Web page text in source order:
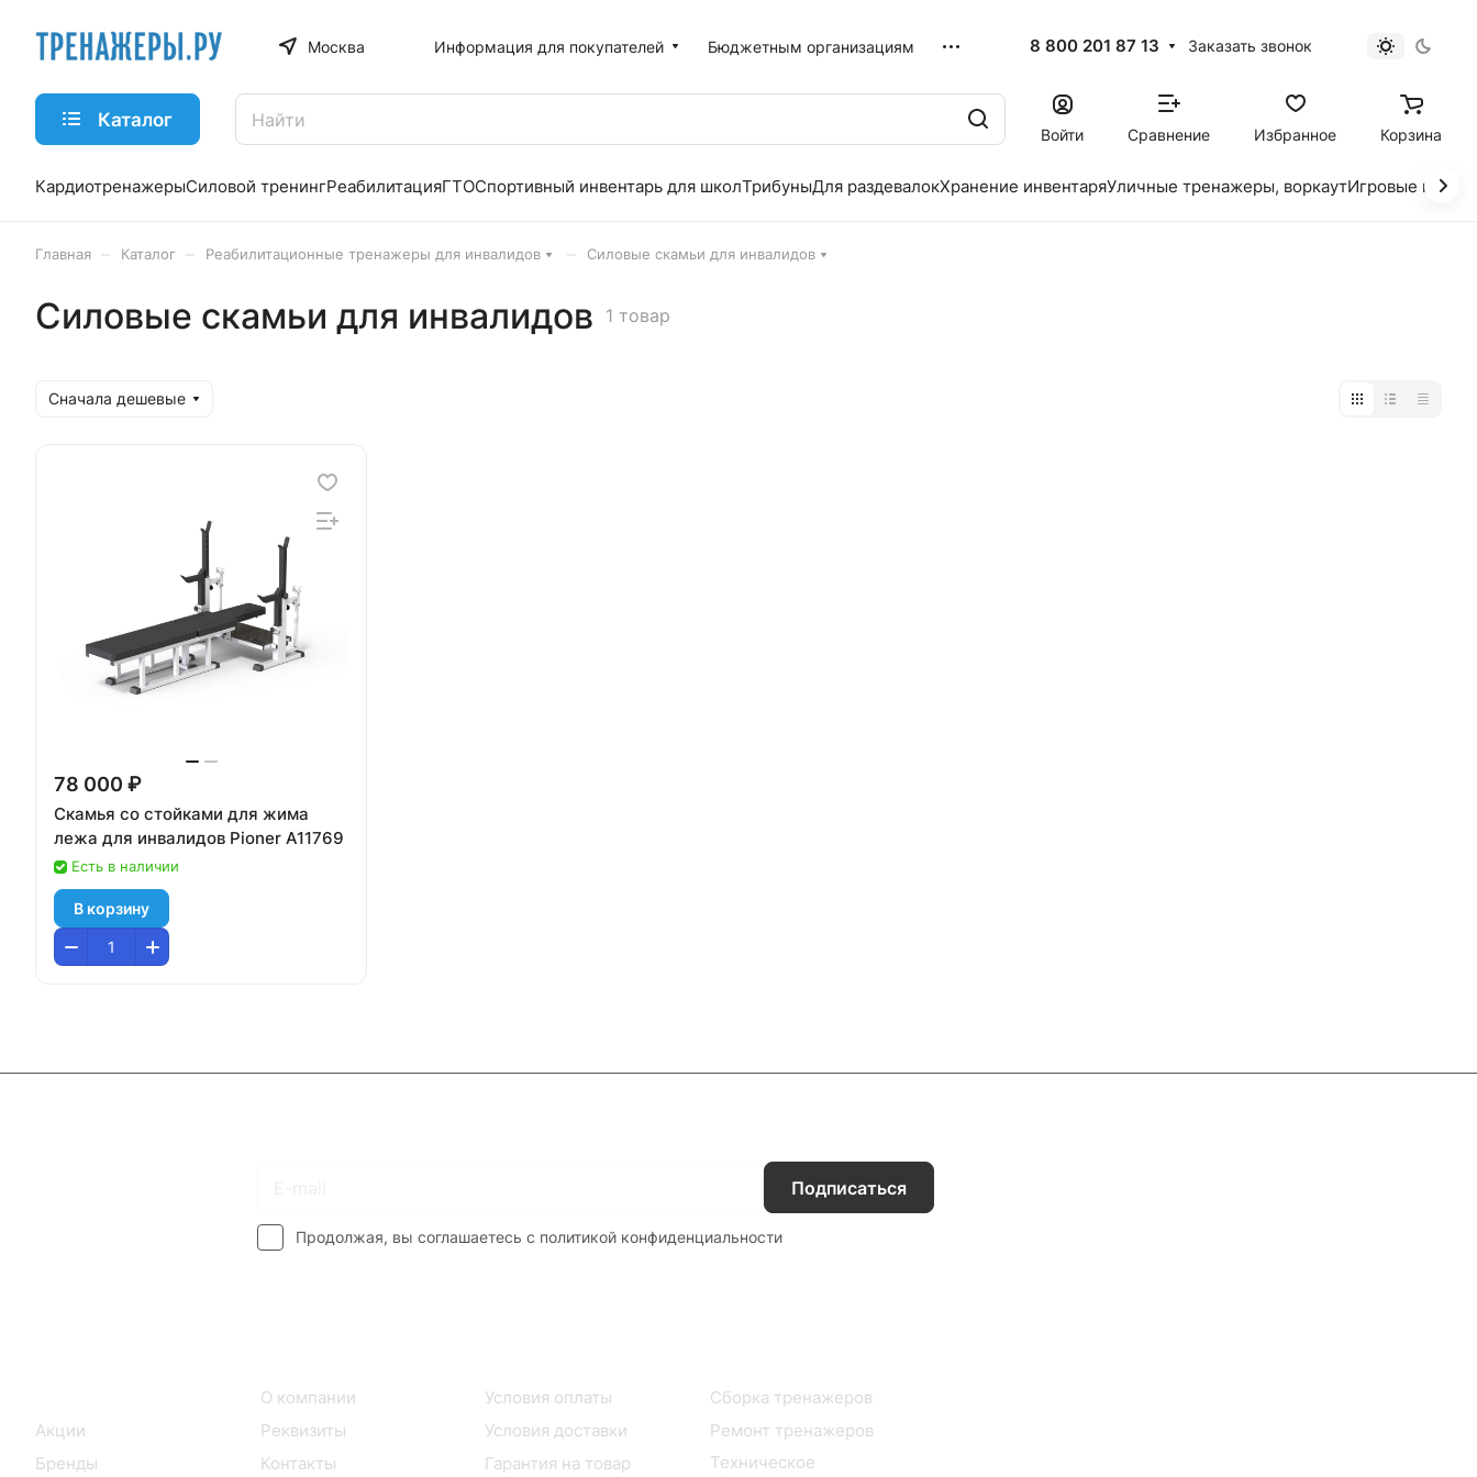
Москва Информация для покупателей Бюджетным организациям 8 800 201 87 13 Заказать звонок
Каталог
Войти Сравнение Избранное Корзина
КардиотренажерыСиловой тренингРеабилитацияГТОСпортивный инвентарь для школТрибуныДля раздевалокХранение инвентаряУличные тренажеры, воркаутИгровые
Главная Каталог Реабилитационные тренажеры для инвалидов Силовые скамьи для инвалидов
Силовые скамьи для инвалидов 1 товар
Сначала дешевые
78 000 ₽
Скамья со стойками для жима
лежа для инвалидов Pioner A11769
Есть в наличии
В корзину
Подписаться
Продолжая, вы соглашаетесь с политикой конфиденциальности
Акции
Бренды
О компании
Реквизиты
Контакты
Условия оплаты
Условия доставки
Гарантия на товар
Сборка тренажеров
Ремонт тренажеров
Техническое